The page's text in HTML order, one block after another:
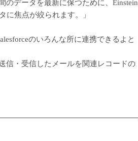
のデータを最新に保つために、Einstein
に焦点が絞られます。」
のいろんな所に連携できるよと
信・受信したメールを関連レコードの